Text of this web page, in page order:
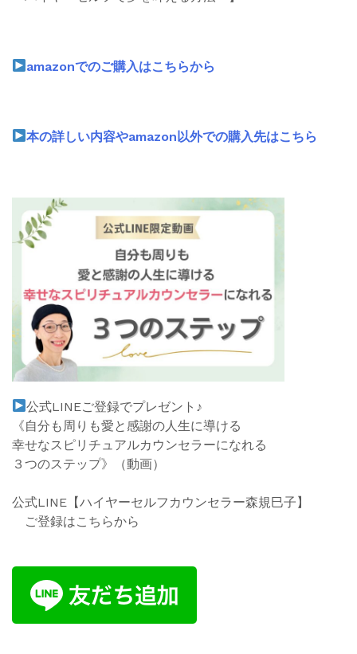
amazonでのご購入はこちらから
本の詳しい内容やamazon以外での購入先はこちら
公式LINEご登録でプレゼント♪
《自分も周りも愛と感謝の人生に導ける
幸せなスピリチュアルカウンセラーになれる
３つのステップ》
（動画）
公式LINE【ハイヤーセルフカウンセラー森規巳子】
ご登録はこちらから